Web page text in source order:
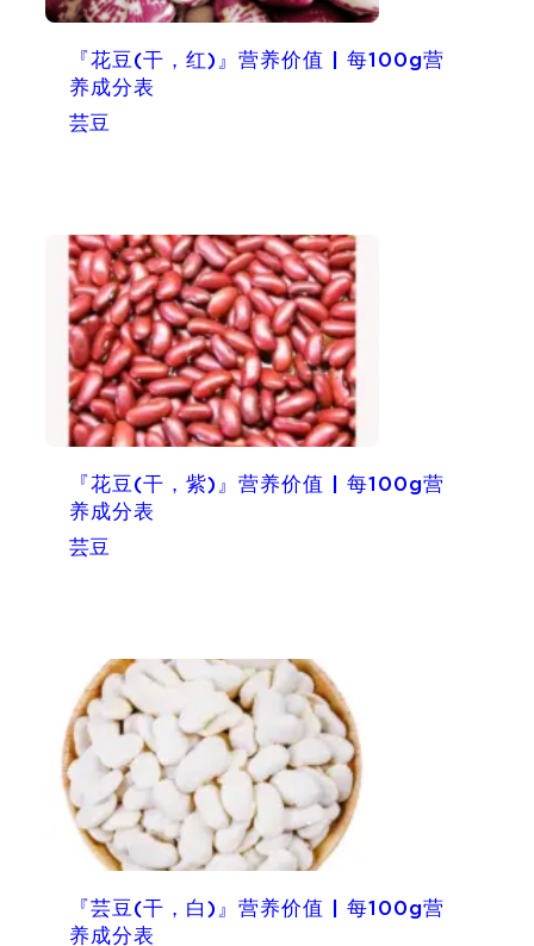
『花豆(干，红)』营养价值 | 每100g营
养成分表
芸豆
『花豆(干，紫)』营养价值 | 每100g营
养成分表
芸豆
『芸豆(干，白)』营养价值 | 每100g营
养成分表